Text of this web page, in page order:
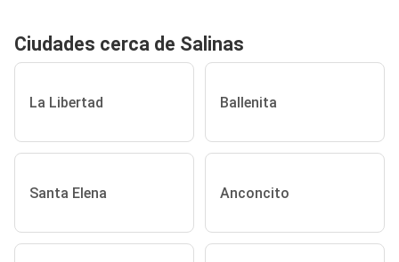
Ciudades cerca de Salinas
La Libertad Ballenita
Santa Elena Anconcito